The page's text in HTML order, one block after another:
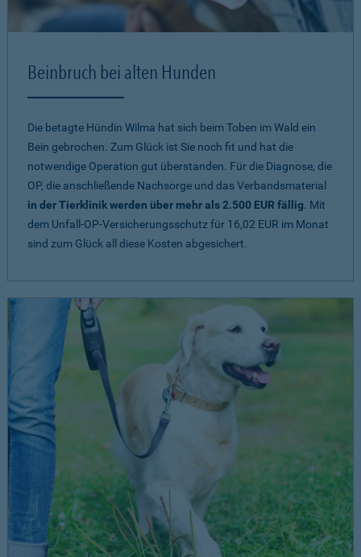
Beinbruch bei alten Hunden
Die betagte Hündin Wilma hat sich beim Toben im Wald ein
Bein gebrochen. Zum Glück ist Sie noch fit und hat die
notwendige Operation gut überstanden. Für die Diagnose, die
OP, die anschließende Nachsorge und das Verbandsmaterial
in der Tierklinik werden über mehr als 2.500 EUR fällig. Mit
dem Unfall-OP-Versicherungsschutz für 16,02 EUR im Monat
sind zum Glück all diese Kosten abgesichert.